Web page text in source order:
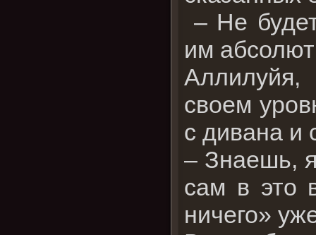
– Не
им
своем
с дивана и
– Знаешь,
сам в это
ничего»